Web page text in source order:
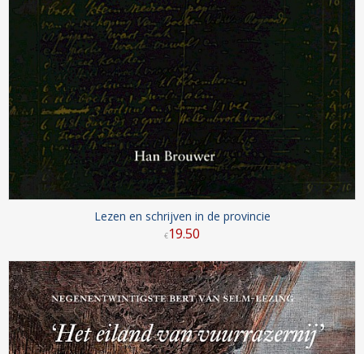
Lezen en schrijven in de provincie
€19.50